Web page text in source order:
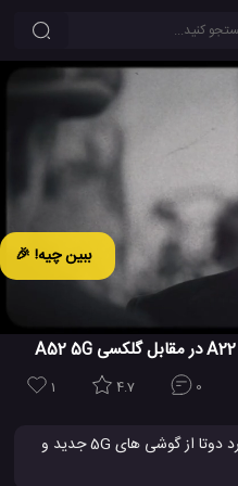
ببین چیه! 🎉
1 4.7 0
می توانید سرعت و عملکرد دوتا از گوشی های 5G جدید و